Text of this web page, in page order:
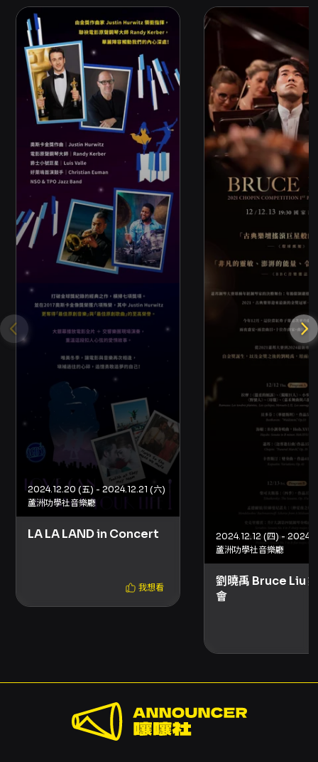
郵資）。部分場館或主辦單位提供電子票，請依
該單位規定辦理。 - 特別提醒：如節目提供之折
扣方案設有「需使用文化幣折抵」限制，該折扣
僅限網路購買。輪椅席與輪椅陪同席、優惠套票
及購買張數或次數有特殊限制之折扣方案，可能
無法於超商購買。 優惠與折扣： - 身心障礙人士
及陪同者 1 名：購票 5 折優待，入場時應出示身
心障礙手冊，陪同者須與身障者同時入場。 - 學
生：購票 5 折，入場請出示學生證。 - 早鳥優
惠：於 5/31 23:59 前購票享 5 折。 - 團體票：
10 張（含）以上享 5 折。 退換票與退票手續： -
退票期限：最遲須在演出日 10 日前（不含演出
日）辦理，逾期不可受理。例：演出日為 6/29，
最後退票期限為 6/19。 - 退票手續費：每張退票
收取票面售價 10% 手續費。換票視同退票，需退
票後重新購買。 - 申請方式：以信用卡、行動支
付或文化幣全額支付之訂單，可使用 OPENTIX
線上退訂單功能辦理；以 ATM 轉帳或現金購票
者，請依 OPENTIX 指示填寫表單並附上存摺照
片辦理。已取紙本票者可選擇臨櫃或郵寄退票，
郵寄退票以郵戳為憑，並請妥善保存掛號收據。
退票若符合規定，將於三個工作日內執行退款作
業；以 ATM 或現金付款之票券退款將匯至所提
供之存摺帳戶；刷卡付款則退回原刷信用卡。 -
退票注意事項：如使用文化幣或點數折抵購票，
退票時系統將優先退還文化幣、點數並扣除手續
費；若抵用之文化幣或點數已逾使用效期，
OPENTIX 無法返還或展延。 - 優惠組合與套票
退票：優惠組合退票須整組辦理或確保退票後仍
符合原優惠條件；套票退票需整套辦理，無法單
張申請。 其他注意事項： - 本場次同步錄影；如
有特殊座位需求（例如輪椅席）或相關購票疑
問，建議於購票前先確認可購買之通路與座位種
類。 - 主辦聯絡資訊：台北青年管樂團，電話
02-23223654（以主辦公告為準）。 - 若節目
因故取消或延期，依文化部相關規範公告退票機
制與受理方式；若主辦未提供退款機制，信用卡
購票者可向發卡銀行申請爭議款退款。
2024.12.20 (五) - 2024.12.21 (六)
蘆洲功學社音樂廳
LA LA LAND in Concert
我想看
2024.12.12 (四) -
蘆洲功學社音樂廳
劉曉禹 Bruce Liu
會